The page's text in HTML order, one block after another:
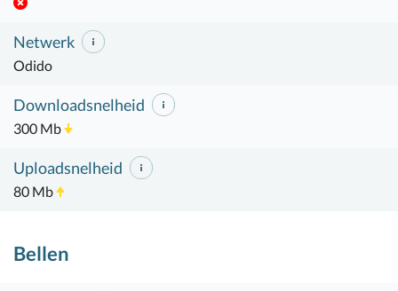
Netwerk
Odido
Downloadsnelheid
300 Mb
Uploadsnelheid
80 Mb
Bellen